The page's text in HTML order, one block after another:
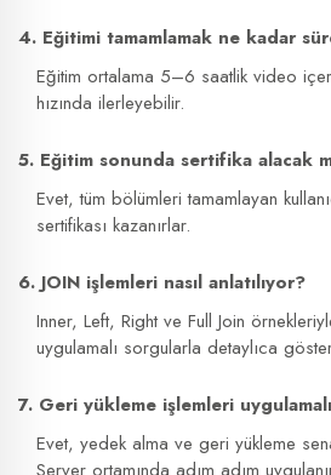
4. Eğitimi tamamlamak ne kadar
Eğitim ortalama 5–6 saatlik video
hızında ilerleyebilir.
5. Eğitim sonunda sertifika alacak
Evet, tüm bölümleri tamamlayan
sertifikası kazanırlar.
6. JOIN işlemleri nasıl anlatılıyor?
Inner, Left, Right ve Full Join
uygulamalı sorgularla detaylıca
7. Geri yükleme işlemleri
Evet, yedek alma ve geri yükleme